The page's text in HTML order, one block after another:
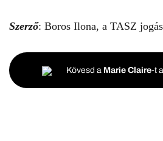
Szerző: Boros Ilona, a TASZ
Kövesd a Marie Claire-t